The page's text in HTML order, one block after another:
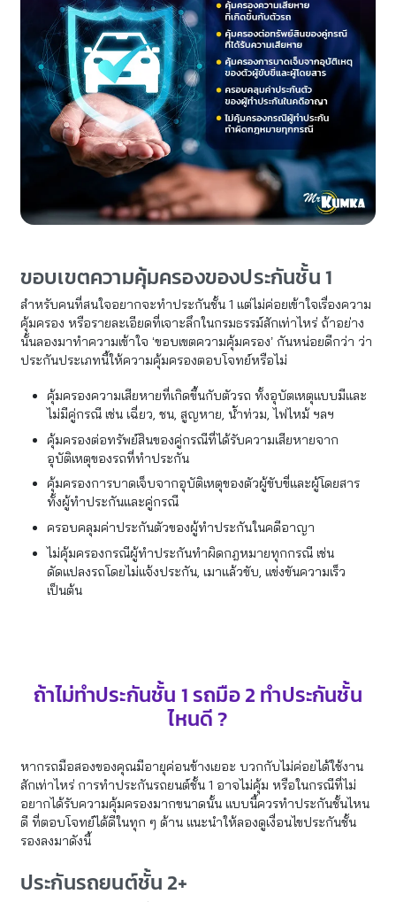
ขอบเขตความคุ้มครองของประกันชั้น 1
สำหรับคนที่สนใจอยากจะทําประกันชั้น 1 แต่ไม่ค่อยเข้าใจเรื่องความ
คุ้มครอง หรือรายละเอียดที่เจาะลึกในกรมธรรม์สักเท่าไหร่ ถ้าอย่าง
นั้นลองมาทำความเข้าใจ ‘ขอบเขตความคุ้มครอง’ กันหน่อยดีกว่า ว่า
ประกันประเภทนี้ให้ความคุ้มครองตอบโจทย์หรือไม่
คุ้มครองความเสียหายที่เกิดขึ้นกับตัวรถ ทั้งอุบัตเหตุแบบมีและ
ไม่มีคู่กรณี เช่น เฉี่ยว, ชน, สูญหาย, น้ำท่วม, ไฟไหม้ ฯลฯ
คุ้มครองต่อทรัพย์สินของคู่กรณีที่ได้รับความเสียหายจาก
อุบัติเหตุของรถที่ทำประกัน
คุ้มครองการบาดเจ็บจากอุบัติเหตุของตัวผู้ขับขี่และผู้โดยสาร
ทั้งผู้ทำประกันและคู่กรณี
ครอบคลุมค่าประกันตัวของผู้ทำประกันในคดีอาญา
ไม่คุ้มครองกรณีผู้ทำประกันทำผิดกฎหมายทุกกรณี เช่น
ดัดแปลงรถโดยไม่แจ้งประกัน, เมาแล้วขับ, แข่งขันความเร็ว
เป็นต้น
ถ้าไม่ทำประกันชั้น 1 รถมือ 2 ทำประกันชั้น
ไหนดี ?
หากรถมือสองของคุณมีอายุค่อนข้างเยอะ บวกกับไม่ค่อยได้ใช้งาน
สักเท่าไหร่ การทำประกันรถยนต์ชั้น 1 อาจไม่คุ้ม หรือในกรณีที่ไม่
อยากได้รับความคุ้มครองมากขนาดนั้น แบบนี้ควรทำประกันชั้นไหน
ดี ที่ตอบโจทย์ได้ดีในทุก ๆ ด้าน แนะนำให้ลองดูเงื่อนไขประกันชั้น
รองลงมาดังนี้
ประกันรถยนต์ชั้น 2+